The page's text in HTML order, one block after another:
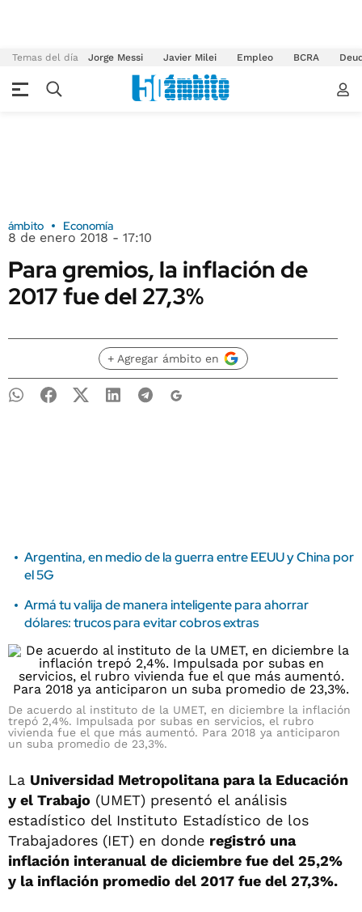
Temas del día Jorge Messi Javier Milei Empleo BCRA
ámbito Economía
8 de enero 2018 - 17:10
Para gremios, la inflación de
2017 fue del 27,3%
+ Agregar ámbito en
Argentina, en medio de la guerra entre EEUU y China por
el 5G
Armá tu valija de manera inteligente para ahorrar
dólares: trucos para evitar cobros extras
De acuerdo al instituto de la UMET, en diciembre la inflación
trepó 2,4%. Impulsada por subas en servicios, el rubro
vivienda fue el que más aumentó. Para 2018 ya anticiparon
un suba promedio de 23,3%.
La Universidad Metropolitana para la Educación
y el Trabajo (UMET) presentó el análisis
estadístico del Instituto Estadístico de los
Trabajadores (IET) en donde registró una
inflación interanual de diciembre fue del 25,2%
y la inflación promedio del 2017 fue del 27,3%.